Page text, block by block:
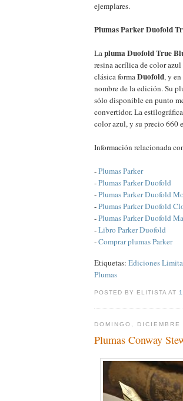
ejemplares.
Plumas Parker Duofold
Lapluma Duofold True
resina acrílica de color
clásica formaDuofold, y
nombre de la edición. Su
sólo disponible en punto
convertidor. La
color azul, y su precio 660
Información relacionada
-Plumas Parker
-Plumas Parker Duofold
-Plumas Parker Duofold
-Plumas Parker Duofold
-Plumas Parker Duofold
-Libro Parker Duofold
-Comprar plumas Parker
Etiquetas: Ediciones
Plumas
POSTED BY ELITISTA AT
DOMINGO,
Plumas Conway